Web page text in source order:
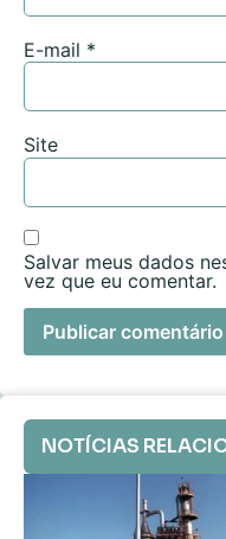
E-mail *
Site
Salvar meus dados
vez que eu comentar.
NOTÍCIAS